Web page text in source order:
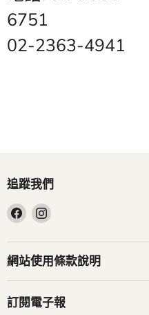
6751
02-2363-4941
追蹤我們
在
Facebook
找
到
我
在
找
到
我
網站使用條款說明
訂閱電子報